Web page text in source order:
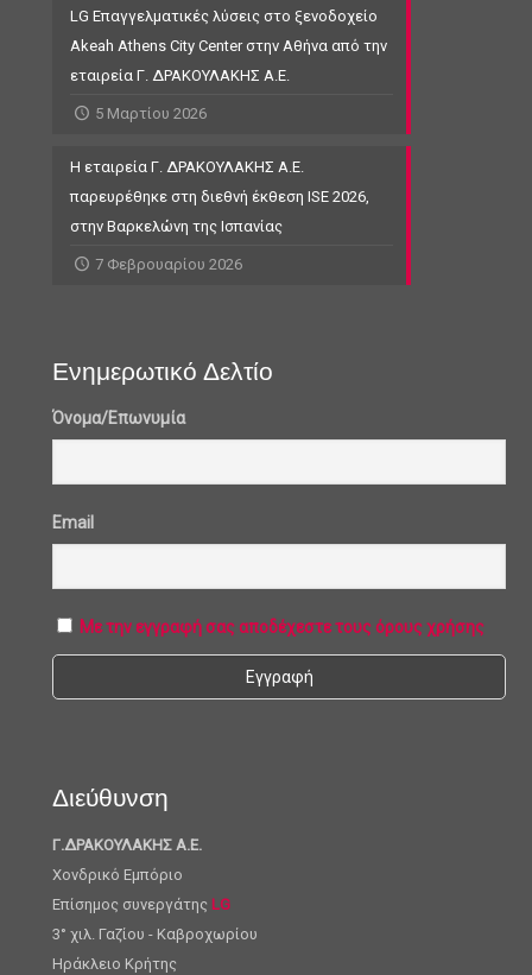
LG Επαγγελματικές λύσεις στο ξενοδοχείο
Akeah Athens City Center στην Αθήνα από την
εταιρεία Γ. ΔΡΑΚΟΥΛΑΚΗΣ Α.Ε.
5 Μαρτίου 2026
Η εταιρεία Γ. ΔΡΑΚΟΥΛΑΚΗΣ Α.Ε.
παρευρέθηκε στη διεθνή έκθεση ISE 2026,
στην Βαρκελώνη της Ισπανίας
7 Φεβρουαρίου 2026
Ενημερωτικό Δελτίο
Όνομα/Επωνυμία
Email
Με την εγγραφή σας αποδέχεστε τους όρους χρήσης
Διεύθυνση
Γ.ΔΡΑΚΟΥΛΑΚΗΣ Α.Ε.
Χονδρικό Εμπόριο
Επίσημος συνεργάτης LG
3° χιλ. Γαζίου - Καβροχωρίου
Ηράκλειο Κρήτης